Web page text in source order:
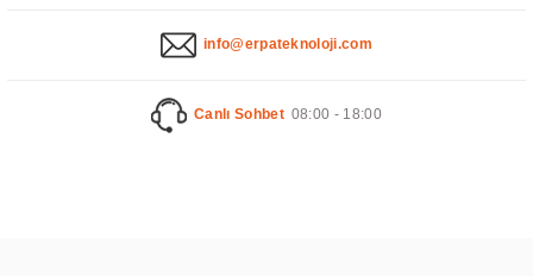
info@erpateknoloji.com
Canlı Sohbet 08:00 - 18:00